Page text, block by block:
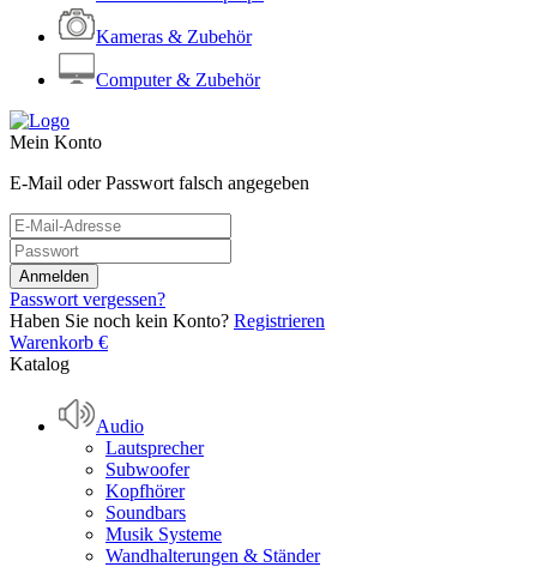
Kameras & Zubehör
Computer & Zubehör
Mein Konto
E-Mail oder Passwort falsch angegeben
Passwort vergessen?
Haben Sie noch kein Konto? Registrieren
Warenkorb €
Katalog
Audio
Lautsprecher
Subwoofer
Kopfhörer
Soundbars
Musik Systeme
Wandhalterungen & Ständer